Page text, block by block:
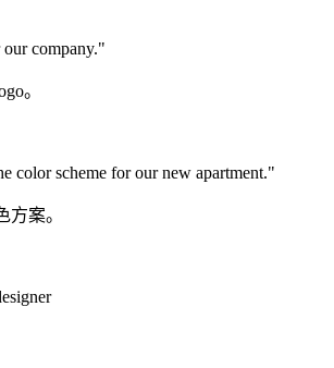
company."
。
color scheme for our new apartment."
案。